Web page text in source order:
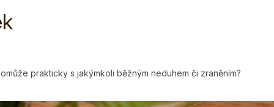
prakticky s jakýmkoli běžným neduhem či zraněním?